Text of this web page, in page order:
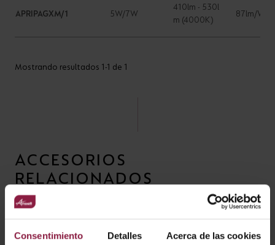
Consentimiento Detalles Acerca de las cookies
APRIPAGXM/1 5W/7W
410lm - 530l
m (4000K)
87lm/W
Mostrando resultados 1-1 de 1
ACCESORIOS
RELACIONADOS